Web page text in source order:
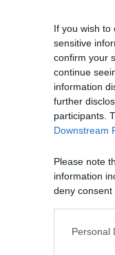
If you wish to
sensitive
confirm your
continue
information
further
participants.
Downstream
Please note
information
deny
Personal
12 al 26 agosto
non lo conosco, Torre
il Riva di Ugento,
camper non